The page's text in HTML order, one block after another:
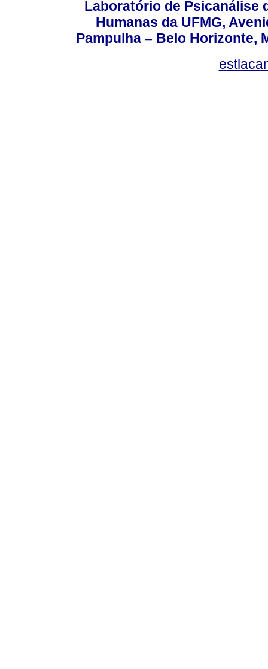
Laboratório de Psicanálise
Humanas da UFMG,
Pampulha – Belo Horizonte,